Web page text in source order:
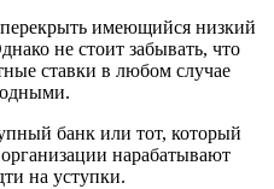
имеющийся низкий
не стоит забывать, что
ставки в любом случае
банк или тот, который
нарабатывают
на уступки.